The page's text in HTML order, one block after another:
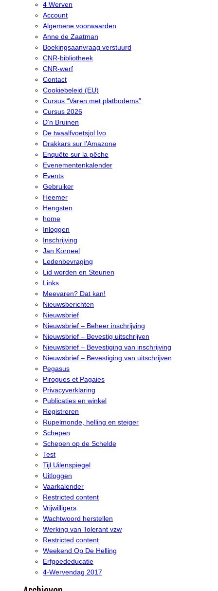
4 Werven
Account
Algemene voorwaarden
Anne de Zaatman
Boekingsaanvraag verstuurd
CNR-bibliotheek
CNR-werf
Contact
Cookiebeleid (EU)
Cursus “Varen met platbodems”
Cursus 2026
D’n Bruinen
De twaalfvoetsjol Ivo
Drakkars sur l’Amazone
Enquête sur la pêche
Evenementenkalender
Events
Gebruiker
Heemer
Hengsten
home
Inloggen
Inschrijving
Jan Korneel
Ledenbevraging
Lid worden en Steunen
Links
Meevaren? Dat kan!
Nieuwsberichten
Nieuwsbrief
Nieuwsbrief – Beheer inschrijving
Nieuwsbrief – Bevestig uitschrijven
Nieuwsbrief – Bevestiging van inschrijving
Nieuwsbrief – Bevestiging van uitschrijven
Pegasus
Pirogues et Pagaies
Privacyverklaring
Publicaties en winkel
Registreren
Rupelmonde, helling en steiger
Schepen
Schepen op de Schelde
Test
Tijl Uilenspiegel
Uitloggen
Vaarkalender
Restricted content
Vrijwilligers
Wachtwoord herstellen
Werking van Tolerant vzw
Restricted content
Weekend Op De Helling
Erfgoededucatie
4-Wervendag 2017